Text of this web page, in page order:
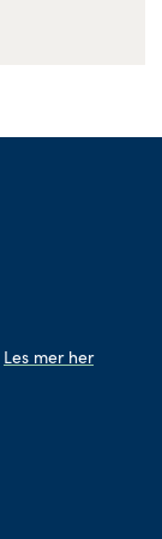
Les mer her